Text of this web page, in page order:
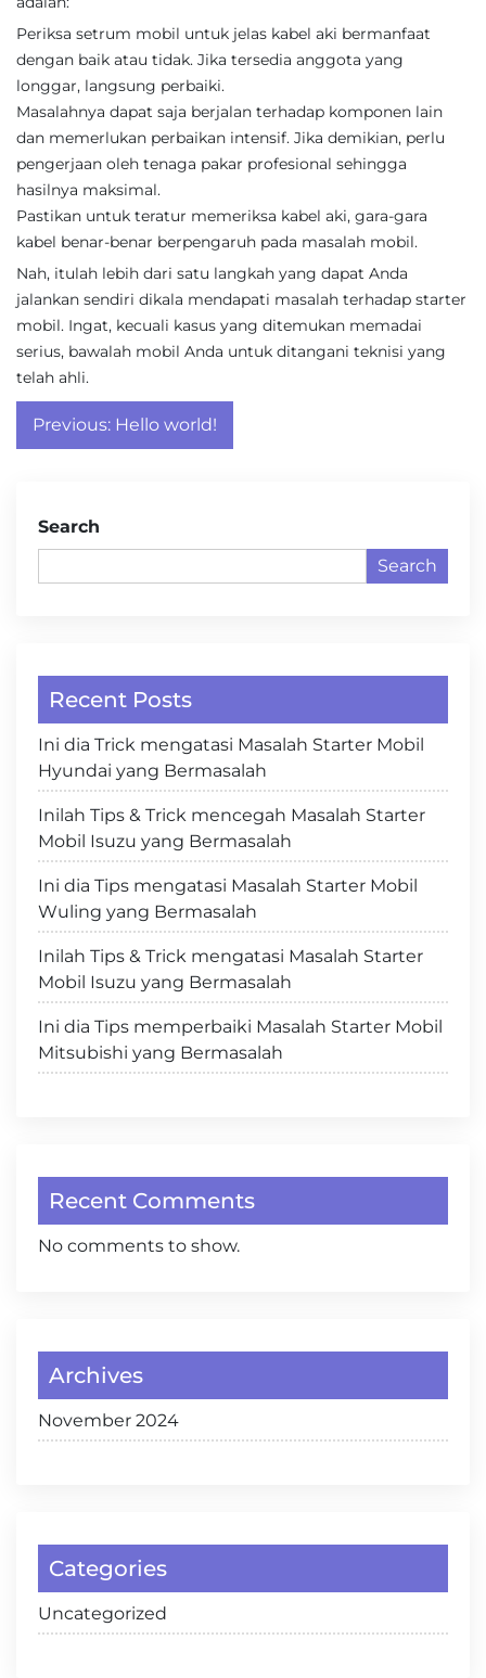
Periksa setrum mobil untuk jelas kabel aki bermanfaat
dengan baik atau tidak. Jika tersedia anggota yang
longgar, langsung perbaiki.
Masalahnya dapat saja berjalan terhadap komponen lain
dan memerlukan perbaikan intensif. Jika demikian, perlu
pengerjaan oleh tenaga pakar profesional sehingga
hasilnya maksimal.
Pastikan untuk teratur memeriksa kabel aki, gara-gara
kabel benar-benar berpengaruh pada masalah mobil.
Nah, itulah lebih dari satu langkah yang dapat Anda
jalankan sendiri dikala mendapati masalah terhadap starter
mobil. Ingat, kecuali kasus yang ditemukan memadai
serius, bawalah mobil Anda untuk ditangani teknisi yang
telah ahli.
Post
navigation
Previous: Hello world!
Search
Search
Recent Posts
Ini dia Trick mengatasi Masalah Starter Mobil
Hyundai yang Bermasalah
Inilah Tips & Trick mencegah Masalah Starter
Mobil Isuzu yang Bermasalah
Ini dia Tips mengatasi Masalah Starter Mobil
Wuling yang Bermasalah
Inilah Tips & Trick mengatasi Masalah Starter
Mobil Isuzu yang Bermasalah
Ini dia Tips memperbaiki Masalah Starter Mobil
Mitsubishi yang Bermasalah
Recent Comments
No comments to show.
Archives
November 2024
Categories
Uncategorized